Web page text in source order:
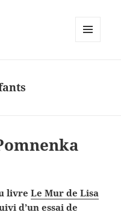
livreLe Mur de Lisa
d’un essai de